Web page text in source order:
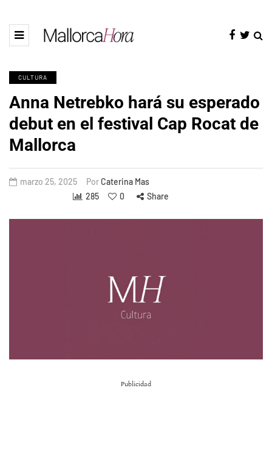
CULTURA
Anna Netrebko hará su esperado
debut en el festival Cap Rocat de
Mallorca
marzo 25, 2025 PorCaterina Mas
285
0 Share
Publicidad